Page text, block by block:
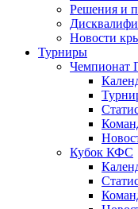
Решения и
Новости
Турниры
Чемпионат
Кубок КФС